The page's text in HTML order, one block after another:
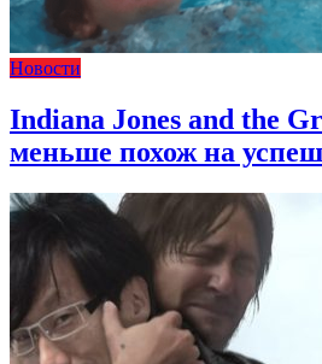
Новости
Indiana Jones and the
меньше похож на